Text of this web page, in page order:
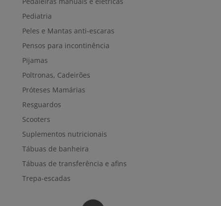
Pediatria
Peles e Mantas anti-escaras
Pensos para incontinência
Pijamas
Poltronas, Cadeirões
Próteses Mamárias
Resguardos
Scooters
Suplementos nutricionais
Tábuas de banheira
Tábuas de transferência e afins
Trepa-escadas